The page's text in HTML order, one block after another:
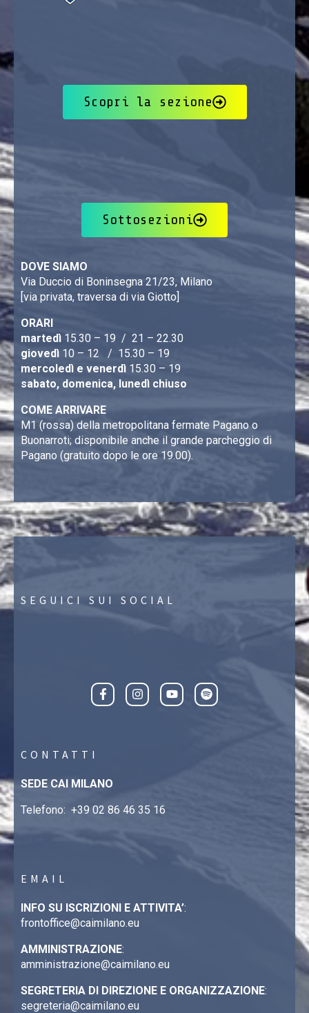
Scopri la sezione
Sottosezioni
DOVE SIAMO
Via Duccio di Boninsegna 21/23, Milano
[via privata, traversa di via Giotto]
ORARI
martedì 15.30 – 19 / 21 – 22.30
giovedì 10 – 12 / 15.30 – 19
mercoledì e venerdì 15.30 – 19
sabato, domenica, lunedì chiuso
COME ARRIVARE
M1 (rossa) della metropolitana fermate Pagano o
Buonarroti; disponibile anche il grande parcheggio di
Pagano (gratuito dopo le ore 19.00).
SEGUICI SUI SOCIAL
CONTATTI
SEDE CAI MILANO
Telefono: +39 02 86 46 35 16
EMAIL
INFO SU ISCRIZIONI E ATTIVITA’:
frontoffice@caimilano.eu
AMMINISTRAZIONE:
amministrazione@caimilano.eu
SEGRETERIA DI DIREZIONE E ORGANIZZAZIONE:
segreteria@caimilano.eu